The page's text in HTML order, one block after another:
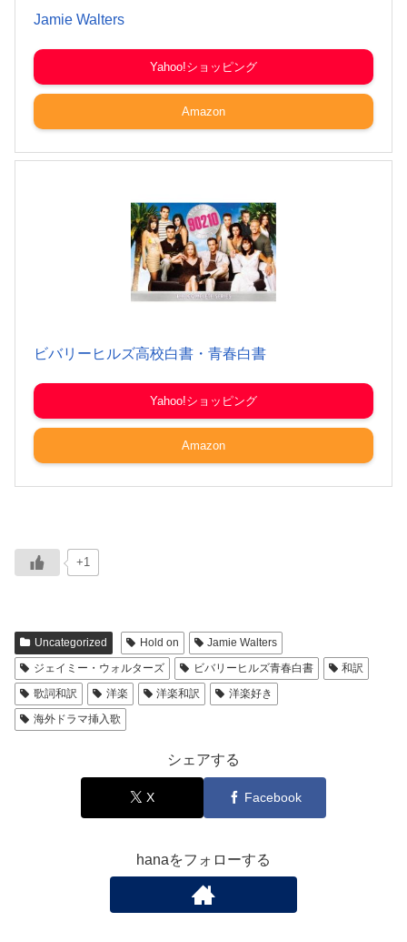
Jamie Walters
Yahoo!ショッピング
Amazon
ビバリーヒルズ高校白書・青春白書
Yahoo!ショッピング
Amazon
+1
Uncategorized Hold on
Jamie Walters
ジェイミー・ウォルターズ
ビバリーヒルズ青春白書
和訳
歌詞和訳
洋楽 洋楽和訳
洋楽好き
海外ドラマ挿入歌
シェアする
X Facebook
hanaをフォローする